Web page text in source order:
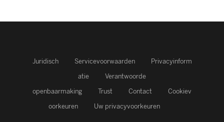
Juridisch Servicevoorwaarden
Privacyinform
atie
Verantwoorde
openbaarmaking
Trust Contact
Cookiev
oorkeuren
Uw privacyvoorkeuren